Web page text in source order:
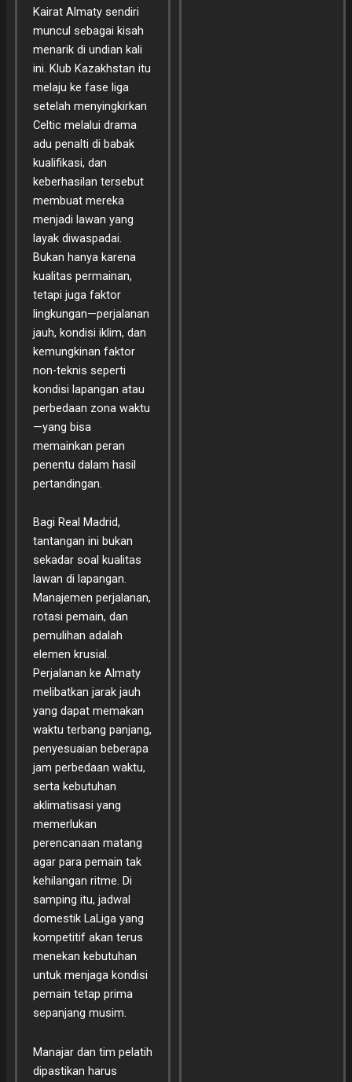
Kairat Almaty sendiri
muncul sebagai kisah
menarik di undian kali
ini. Klub Kazakhstan itu
melaju ke fase liga
setelah menyingkirkan
Celtic melalui drama
adu penalti di babak
kualifikasi, dan
keberhasilan tersebut
membuat mereka
menjadi lawan yang
layak diwaspadai.
Bukan hanya karena
kualitas permainan,
tetapi juga faktor
lingkungan—perjalanan
jauh, kondisi iklim, dan
kemungkinan faktor
non-teknis seperti
kondisi lapangan atau
perbedaan zona waktu
—yang bisa
memainkan peran
penentu dalam hasil
pertandingan.
Bagi Real Madrid,
tantangan ini bukan
sekadar soal kualitas
lawan di lapangan.
Manajemen perjalanan,
rotasi pemain, dan
pemulihan adalah
elemen krusial.
Perjalanan ke Almaty
melibatkan jarak jauh
yang dapat memakan
waktu terbang panjang,
penyesuaian beberapa
jam perbedaan waktu,
serta kebutuhan
aklimatisasi yang
memerlukan
perencanaan matang
agar para pemain tak
kehilangan ritme. Di
samping itu, jadwal
domestik LaLiga yang
kompetitif akan terus
menekan kebutuhan
untuk menjaga kondisi
pemain tetap prima
sepanjang musim.
Manajar dan tim pelatih
dipastikan harus